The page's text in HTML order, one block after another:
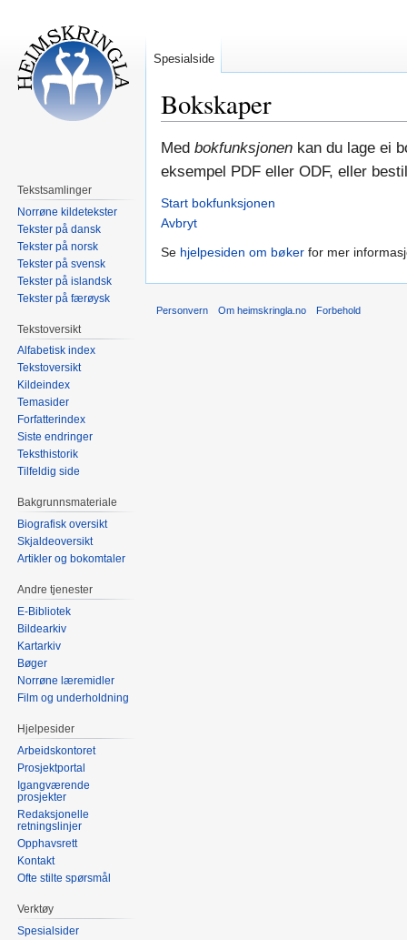
Bokskaper
Hopp
til
Hopp
til
Med bokfunksjonen kan du lage ei
eksempel PDF eller ODF, eller
Start bokfunksjonen
Avbryt
Se hjelpesiden om bøker for mer
Spesialside
Tekstsamlinger
Norrøne kildetekster
Tekster på dansk
Tekster på norsk
Tekster på svensk
Tekster på islandsk
Tekster på færøysk
Tekstoversikt
Alfabetisk index
Tekstoversikt
Kildeindex
Temasider
Forfatterindex
Siste endringer
Teksthistorik
Tilfeldig side
Bakgrunnsmateriale
Biografisk oversikt
Skjaldeoversikt
Artikler og bokomtaler
Andre tjenester
E-Bibliotek
Bildearkiv
Kartarkiv
Bøger
Norrøne læremidler
Film og underholdning
Hjelpesider
Arbeidskontoret
Prosjektportal
Igangværende
prosjekter
Redaksjonelle
retningslinjer
Opphavsrett
Kontakt
Ofte stilte spørsmål
Verktøy
Spesialsider
Personvern Om heimskringla.no Forbehold